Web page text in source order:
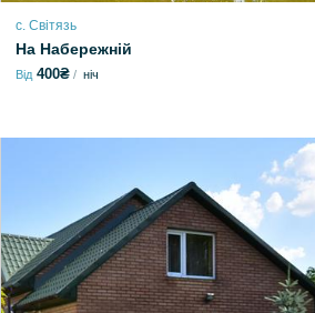
с. Світязь
На Набережній
Від 400₴ ніч